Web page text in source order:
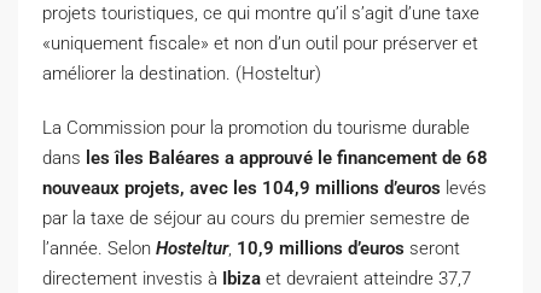
projets touristiques, ce qui montre qu’il s’agit d’une taxe
«uniquement fiscale» et non d’un outil pour préserver et
améliorer la destination. (Hosteltur)
La Commission pour la promotion du tourisme durable
dans les îles Baléares a approuvé le financement de 68
nouveaux projets, avec les 104,9 millions d’euros levés
par la taxe de séjour au cours du premier semestre de
l’année. Selon Hosteltur, 10,9 millions d’euros seront
directement investis à Ibiza et devraient atteindre 37,7